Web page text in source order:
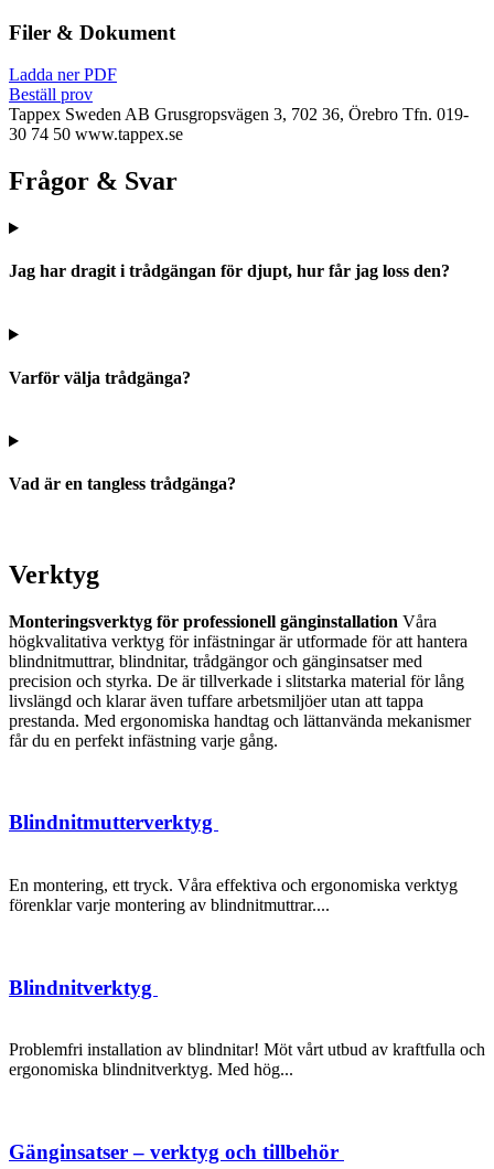
Filer & Dokument
Ladda ner PDF
Beställ prov
Tappex Sweden AB Grusgropsvägen 3, 702 36, Örebro Tfn. 019-
30 74 50 www.tappex.se
Frågor & Svar
Jag har dragit i trådgängan för djupt, hur får jag loss den?
Varför välja trådgänga?
Vad är en tangless trådgänga?
Verktyg
Monteringsverktyg för professionell gänginstallation Våra
högkvalitativa verktyg för infästningar är utformade för att hantera
blindnitmuttrar, blindnitar, trådgängor och gänginsatser med
precision och styrka. De är tillverkade i slitstarka material för lång
livslängd och klarar även tuffare arbetsmiljöer utan att tappa
prestanda. Med ergonomiska handtag och lättanvända mekanismer
får du en perfekt infästning varje gång.
Blindnitmutterverktyg
En montering, ett tryck. Våra effektiva och ergonomiska verktyg
förenklar varje montering av blindnitmuttrar....
Blindnitverktyg
Problemfri installation av blindnitar! Möt vårt utbud av kraftfulla och
ergonomiska blindnitverktyg. Med hög...
Gänginsatser – verktyg och tillbehör